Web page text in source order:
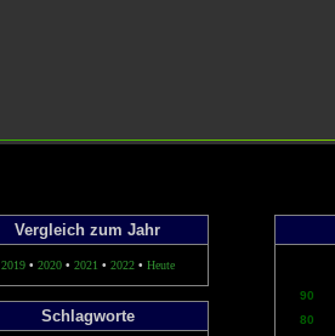
Vergleich zum Jahr
2019• 2020• 2021 • 2022• Heute
Schlagworte
90
80